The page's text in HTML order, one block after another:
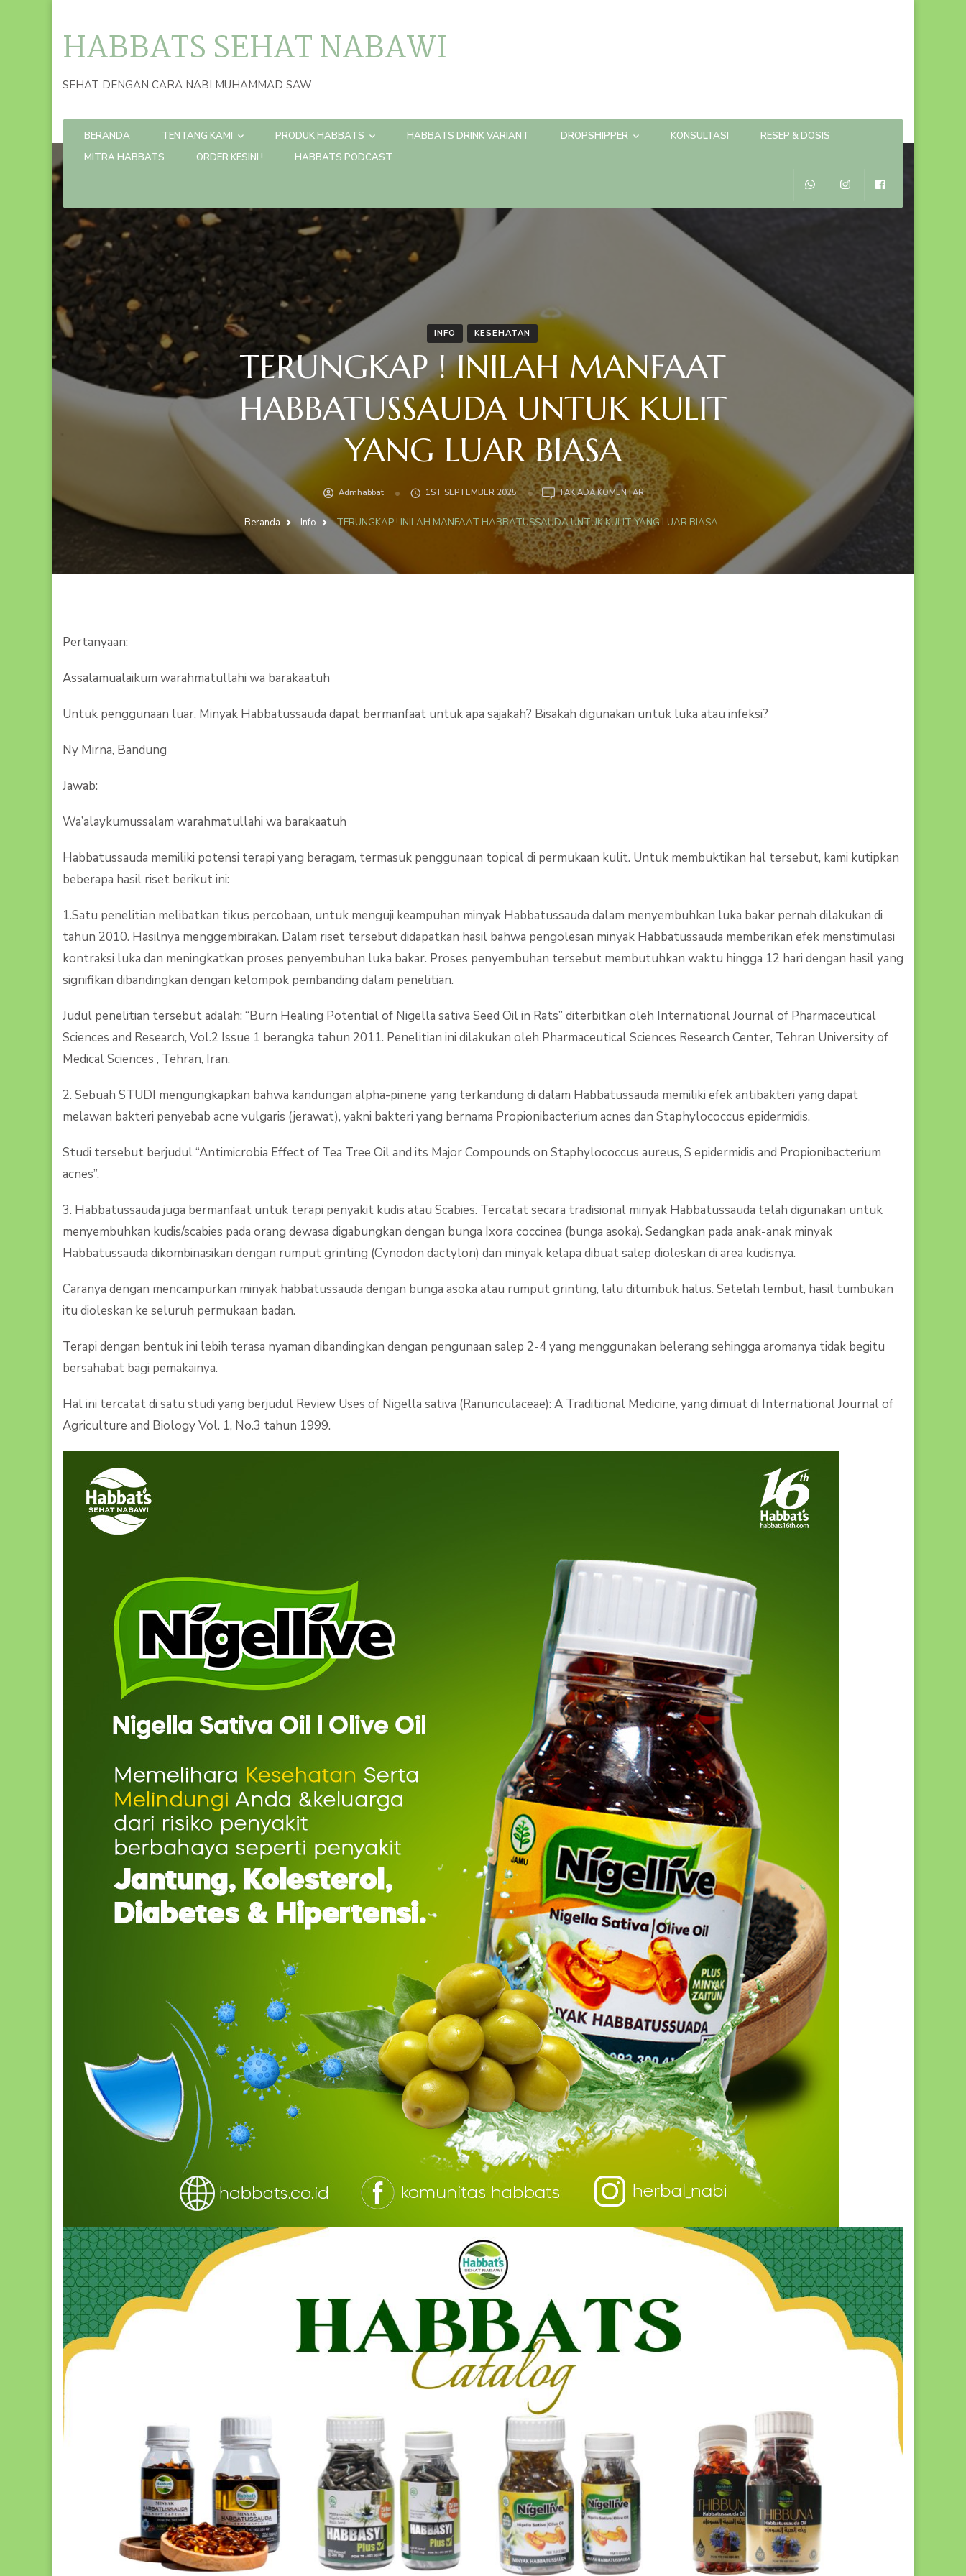
HABBATS SEHAT NABAWI
SEHAT DENGAN CARA NABI MUHAMMAD SAW
BERANDA TENTANG KAMI PRODUK HABBATS HABBATS DRINK VARIANT DROPSHIPPER KONSULTASI
RESEP & DOSIS
MITRA HABBATS
ORDER KESINI ! HABBATS PODCAST
INFO KESEHATAN
TERUNGKAP ! INILAH MANFAAT
HABBATUSSAUDA UNTUK KULIT
YANG LUAR BIASA
Admhabbat 1ST SEPTEMBER 2025 TAK ADA KOMENTARPADA
TERUNGKAP
!
INILAH
Beranda Info TERUNGKAP ! INILAH MANFAAT HABBATUSSAUDA UNTUK KULIT YANG LUAR BIASA
Pertanyaan:
Assalamualaikum warahmatullahi wa barakaatuh
Untuk penggunaan luar, Minyak Habbatussauda dapat bermanfaat untuk apa sajakah? Bisakah digunakan untuk luka atau infeksi?
Ny Mirna, Bandung
Jawab:
Wa’alaykumussalam warahmatullahi wa barakaatuh
Habbatussauda memiliki potensi terapi yang beragam, termasuk penggunaan topical di permukaan kulit. Untuk membuktikan hal tersebut, kami kutipkan
beberapa hasil riset berikut ini:
1.Satu penelitian melibatkan tikus percobaan, untuk menguji keampuhan minyak Habbatussauda dalam menyembuhkan luka bakar pernah dilakukan di
tahun 2010. Hasilnya menggembirakan. Dalam riset tersebut didapatkan hasil bahwa pengolesan minyak Habbatussauda memberikan efek menstimulasi
kontraksi luka dan meningkatkan proses penyembuhan luka bakar. Proses penyembuhan tersebut membutuhkan waktu hingga 12 hari dengan hasil yang
signifikan dibandingkan dengan kelompok pembanding dalam penelitian.
Judul penelitian tersebut adalah: “Burn Healing Potential of Nigella sativa Seed Oil in Rats” diterbitkan oleh International Journal of Pharmaceutical
Sciences and Research, Vol.2 Issue 1 berangka tahun 2011. Penelitian ini dilakukan oleh Pharmaceutical Sciences Research Center, Tehran University of
Medical Sciences , Tehran, Iran.
2. Sebuah STUDI mengungkapkan bahwa kandungan alpha-pinene yang terkandung di dalam Habbatussauda memiliki efek antibakteri yang dapat
melawan bakteri penyebab acne vulgaris (jerawat), yakni bakteri yang bernama Propionibacterium acnes dan Staphylococcus epidermidis.
Studi tersebut berjudul “Antimicrobia Effect of Tea Tree Oil and its Major Compounds on Staphylococcus aureus, S epidermidis and Propionibacterium
acnes”.
3. Habbatussauda juga bermanfaat untuk terapi penyakit kudis atau Scabies. Tercatat secara tradisional minyak Habbatussauda telah digunakan untuk
menyembuhkan kudis/scabies pada orang dewasa digabungkan dengan bunga Ixora coccinea (bunga asoka). Sedangkan pada anak-anak minyak
Habbatussauda dikombinasikan dengan rumput grinting (Cynodon dactylon) dan minyak kelapa dibuat salep dioleskan di area kudisnya.
Caranya dengan mencampurkan minyak habbatussauda dengan bunga asoka atau rumput grinting, lalu ditumbuk halus. Setelah lembut, hasil tumbukan
itu dioleskan ke seluruh permukaan badan.
Terapi dengan bentuk ini lebih terasa nyaman dibandingkan dengan pengunaan salep 2-4 yang menggunakan belerang sehingga aromanya tidak begitu
bersahabat bagi pemakainya.
Hal ini tercatat di satu studi yang berjudul Review Uses of Nigella sativa (Ranunculaceae): A Traditional Medicine, yang dimuat di International Journal of
Agriculture and Biology Vol. 1, No.3 tahun 1999.